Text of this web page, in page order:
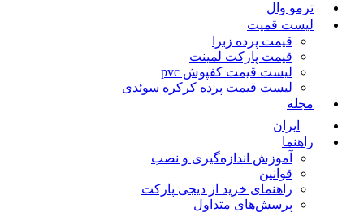
ترمو وال
لیست قمیت
قیمت پرده زبرا
قیمت پارکت لمینت
لیست قیمت کفپوش pvc
لیست قیمت پرده کرکره سوئدی
مجله
ایران
راهنما
آموزش اندازه‌گیری و نصب
قوانین
راهنمای خرید از دیجی پارکت
پرسش‌های متداول